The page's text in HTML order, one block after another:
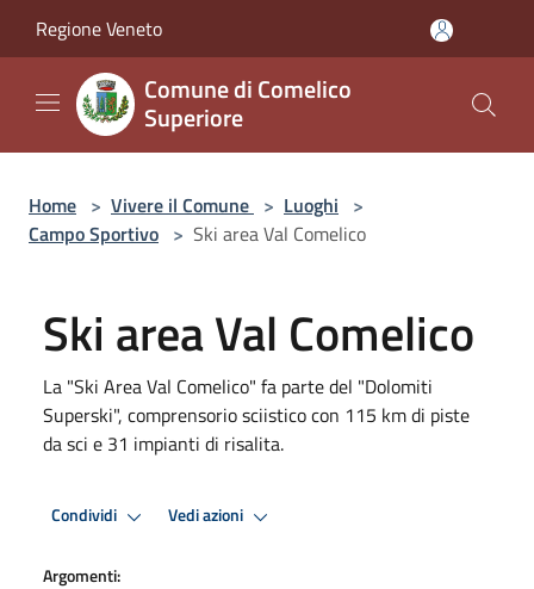
Regione Veneto
Comune di Comelico
Superiore
Home > Vivere il Comune > Luoghi >
Campo Sportivo > Ski area Val Comelico
Ski area Val Comelico
La "Ski Area Val Comelico" fa parte del "Dolomiti
Superski", comprensorio sciistico con 115 km di piste
da sci e 31 impianti di risalita.
Condividi Vedi azioni
Argomenti: